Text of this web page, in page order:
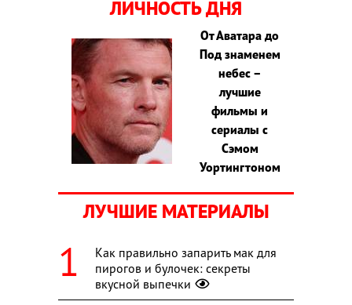
ЛИЧНОСТЬ ДНЯ
От Аватара до
Под знаменем
небес –
лучшие
фильмы и
сериалы с
Сэмом
Уортингтоном
ЛУЧШИЕ МАТЕРИАЛЫ
Как правильно запарить мак для
пирогов и булочек: секреты
вкусной выпечки